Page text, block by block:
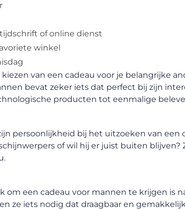
of online dienst
winkel
van een cadeau voor je belangrijke
bevat zeker iets dat perfect bij zijn
producten tot eenmalige
persoonlijkheid bij het uitzoeken van een
of wil hij er juist buiten
om een cadeau voor mannen te krijgen is
ze iets nodig dat draagbaar en